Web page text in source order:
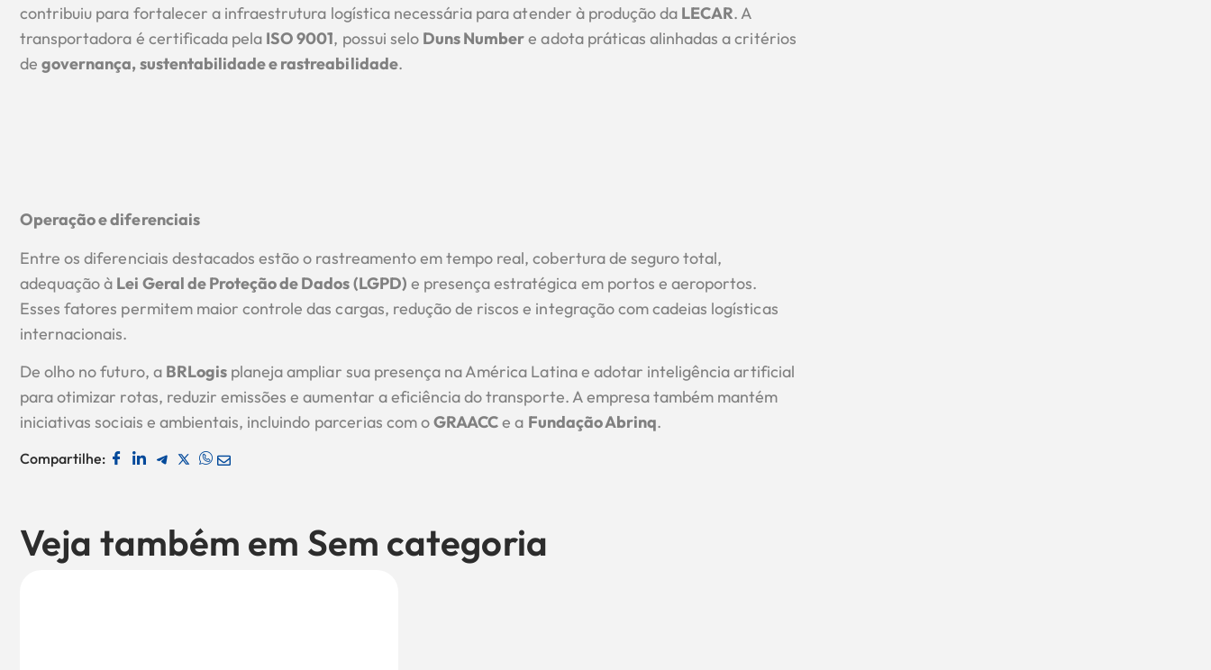
contribuiu para fortalecer a infraestrutura logística necessária para atender à produção da LECAR. A
transportadora é certificada pela ISO 9001, possui selo Duns Numbere adota práticas alinhadas a critérios
degovernança, sustentabilidade e rastreabilidade.
Operação e diferenciais
Entre os diferenciais destacados estão o rastreamento em tempo real, cobertura de seguro total,
adequação à Lei Geral de Proteção de Dados (LGPD) e presença estratégica em portos e aeroportos.
Esses fatores permitem maior controle das cargas, redução de riscos e integração com cadeias logísticas
internacionais.
De olho no futuro, a BRLogis planeja ampliar sua presença na América Latina e adotar inteligência artificial
para otimizar rotas, reduzir emissões e aumentar a eficiência do transporte. A empresa também mantém
iniciativas sociais e ambientais, incluindo parcerias com oGRAACCe a Fundação Abrinq.
Compartilhe:
Veja também em Sem categoria